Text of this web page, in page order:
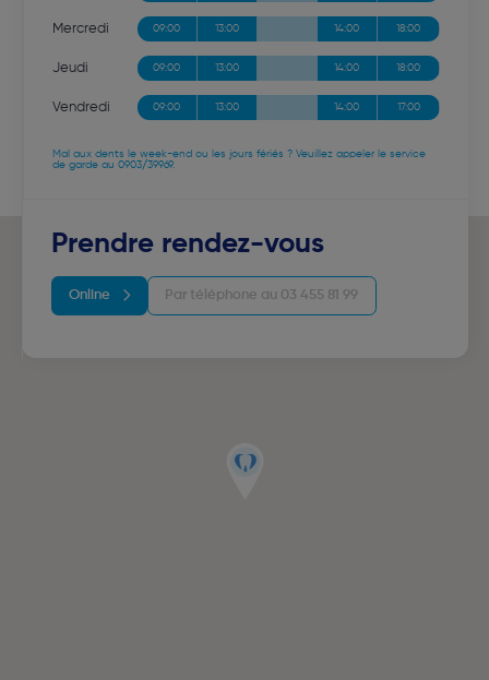
Mercredi 09:00 13:00 14:00 18:00
Jeudi 09:00 13:00 14:00 18:00
Vendredi 09:00 13:00 14:00 17:00
Mal aux dents le week-end ou les jours fériés ? Veuillez appeler le service
de garde au 0903/39969.
Prendre rendez-vous
Online Par téléphone au 03 455 81 99